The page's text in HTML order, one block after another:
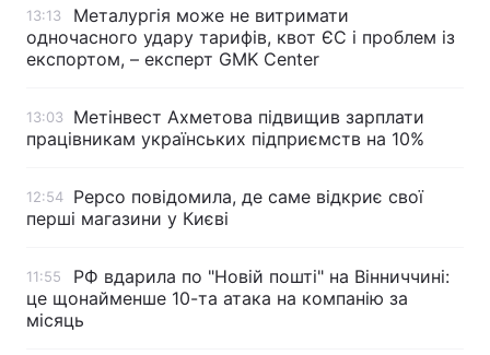
Україна Політика
Економіка Світ
Спорт Наука
Зброя
Цікавинки Погода
13:13
Металургія може не витримати
одночасного удару тарифів, квот ЄС і проблем із
експортом, – експерт GMK Center
13:03
Метінвест Ахметова підвищив зарплати
працівникам українських підприємств на 10%
12:54
Pepco повідомила, де саме відкриє свої
перші магазини у Києві
11:55
РФ вдарила по "Новій пошті" на Вінниччині:
це щонайменше 10-та атака на компанію за
місяць